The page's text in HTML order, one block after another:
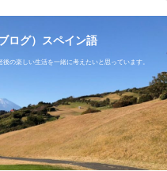
ログ）スペイン語
の楽しい生活を一緒に考えたいと思っています。